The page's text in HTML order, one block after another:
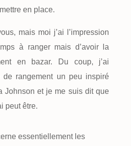
en place.
mais moi j’ai l’impression
à ranger mais d’avoir la
en bazar. Du coup, j’ai
rangement un peu inspiré
Johnson et je me suis dit que
peut être.
essentiellement les